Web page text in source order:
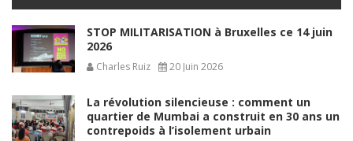
STOP MILITARISATION à Bruxelles ce 14 juin
2026
Charles Ruiz 20 Juin 2026
La révolution silencieuse : comment un
quartier de Mumbai a construit en 30 ans un
contrepoids à l’isolement urbain